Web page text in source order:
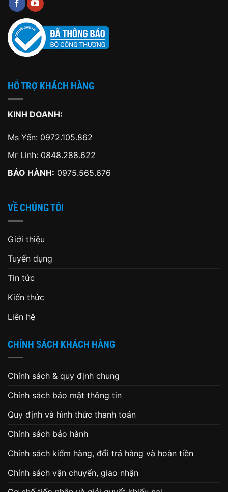
HỖ TRỢ KHÁCH HÀNG
KINH DOANH:
Ms Yến: 0972.105.862
Mr Linh: 0848.288.622
BẢO HÀNH: 0975.565.676
VỀ CHÚNG TÔI
Giới thiệu
Tuyển dụng
Tin tức
Kiến thức
Liên hệ
CHÍNH SÁCH KHÁCH HÀNG
Chính sách & quy định chung
Chính sách bảo mật thông tin
Quy định và hình thức thanh toán
Chính sách bảo hành
Chính sách kiểm hàng, đổi trả hàng và hoàn tiền
Chính sách vận chuyển, giao nhận